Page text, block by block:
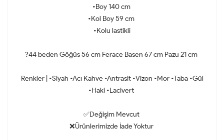
•Boy 140 cm
•Kol Boy 59 cm
•Kolu lastikli
?44 beden Göğüs 56 cm Ferace Basen 67 cm Pazu 21 cm
Renkler | •Siyah •Acı Kahve •Antrasit •Vizon •Mor •Taba •Gül
•Haki •Lacivert
✅Değişim Mevcut
❌Ürünlerimizde İade Yoktur